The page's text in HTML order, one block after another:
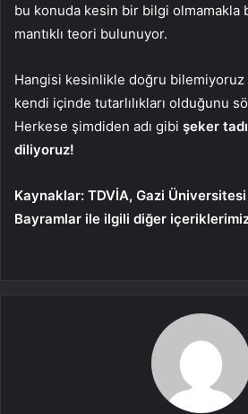
bu konuda kesin bir bilgi olmamakla
mantıklı teori bulunuyor.
Hangisi kesinlikle doğru bilemiyoruz
kendi içinde tutarlılıkları olduğunu
Herkese şimdiden adı gibi şeker
diliyoruz!
Kaynaklar: TDVİA, Gazi Üniversitesi
Bayramlar ile ilgili diğer